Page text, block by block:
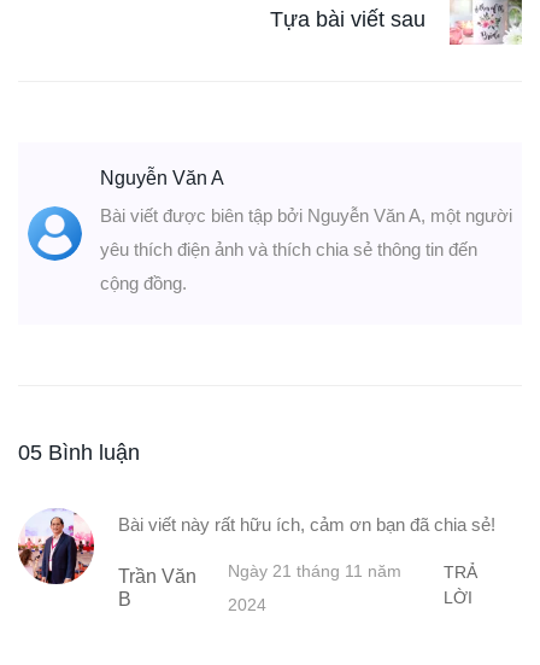
Tựa bài viết sau
Nguyễn Văn A
Bài viết được biên tập bởi Nguyễn Văn A, một người
yêu thích điện ảnh và thích chia sẻ thông tin đến
cộng đồng.
05 Bình luận
Bài viết này rất hữu ích, cảm ơn bạn đã chia sẻ!
Trần Văn
B
Ngày 21 tháng 11 năm
2024
TRẢ
LỜI